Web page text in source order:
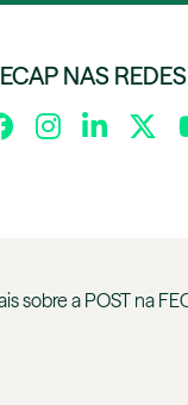
NAS
sobre a POST na